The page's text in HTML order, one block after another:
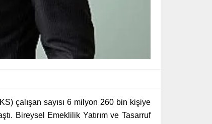
çalışan sayısı 6 milyon 260 bin kişiye
Bireysel Emeklilik Yatırım ve Tasarruf